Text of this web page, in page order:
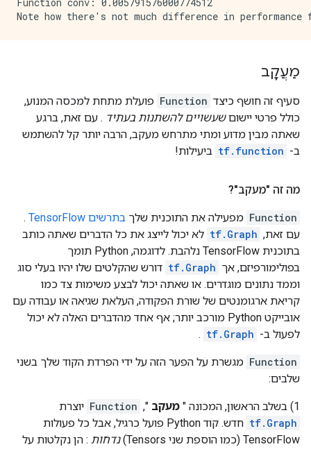
מַעֲקָב
סעיף זה חושף כיצד Function פועלת מתחת למכסה המנוע,
כולל פרטי יישוםשעשויים להשתנות בעתיד . עם זאת, ברגע
שאתה מבין מדוע ומתי מתרחש מעקב, הרבה יותר קל להשתמש
ב- tf.function ביעילות!
מה זה "מעקב"?
Function מפעילה את התוכנית שלך בתרשים TensorFlow
.
עם זאת, tf.Graph לא יכול לייצג את כל הדברים שאתה כותב
בתוכנית TensorFlow נלהבת. לדוגמה, Python תומך
בפולימורפיזם, אך tf.Graph דורש שהקלטים שלו יהיו בעלי סוג
וממד נתונים מוגדרים. או שאתה יכול לבצע משימות צד כמו
קריאת ארגומנטים של שורת הפקודה, העלאת שגיאה או עבודה עם
אובייקט Python מורכב יותר; אף אחד מהדברים האלה לא יכול
לפעול ב- tf.Graph
.
Function מגשרת על הפער הזה על ידי הפרדת הקוד שלך בשני
שלבים:
1) בשלב הראשון, המכונה " מעקב ",
Function יוצרת
tf.Graph
חדש. קוד Python פועל כרגיל, אבל כל פעולות
TensorFlow (כמו הוספת שני Tensors)
נדחות : הן נקלטות על